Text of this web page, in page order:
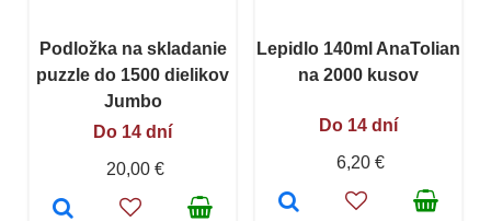
Podložka na skladanie
puzzle do 1500 dielikov
Jumbo
Do 14 dní
20,00 €
Lepidlo 140ml AnaTolian
na 2000 kusov
Do 14 dní
6,20 €